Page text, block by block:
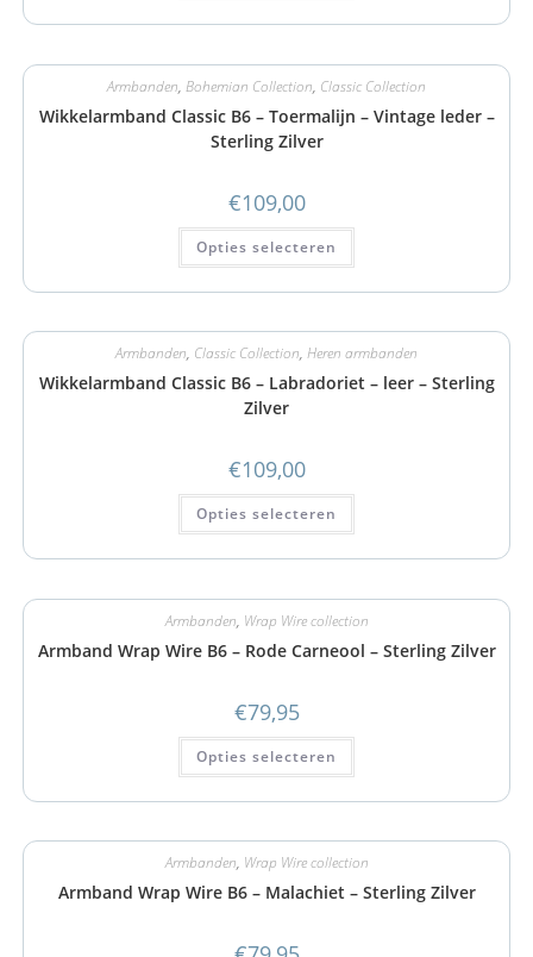
Armbanden, Bohemian Collection, Classic Collection
Wikkelarmband Classic B6 – Toermalijn – Vintage leder –
Sterling Zilver
€109,00
Opties selecteren
Armbanden, Classic Collection, Heren armbanden
Wikkelarmband Classic B6 – Labradoriet – leer – Sterling
Zilver
€109,00
Opties selecteren
Armbanden, Wrap Wire collection
Armband Wrap Wire B6 – Rode Carneool – Sterling Zilver
€79,95
Opties selecteren
Armbanden, Wrap Wire collection
Armband Wrap Wire B6 – Malachiet – Sterling Zilver